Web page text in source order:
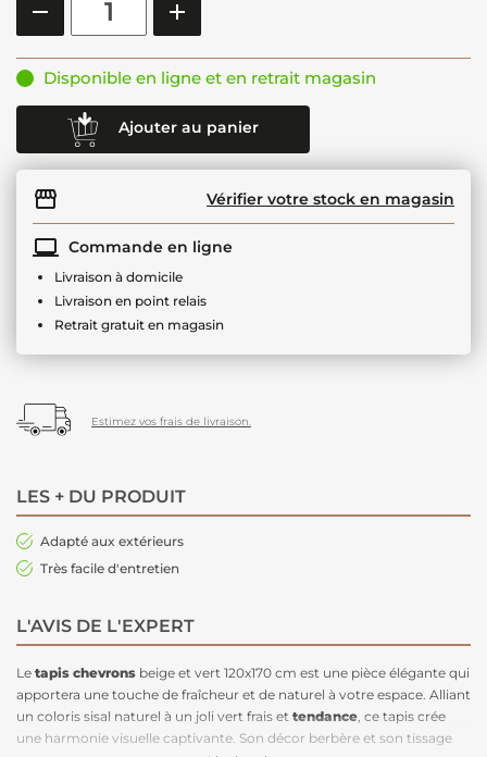
Disponible en ligne et en retrait magasin
Ajouter au panier
Vérifier votre stock en magasin
Commande en ligne
Livraison à domicile
Livraison en point relais
Retrait gratuit en magasin
Estimez vos frais de livraison.
LES + DU PRODUIT
Adapté aux extérieurs
Très facile d'entretien
L'AVIS DE L'EXPERT
Le tapis chevrons beige et vert 120x170 cm est une pièce élégante qui
apportera une touche de fraîcheur et de naturel à votre espace. Alliant
un coloris sisal naturel à un joli vert frais et tendance , ce tapis crée
une harmonie visuelle captivante. Son décor berbère et son tissage